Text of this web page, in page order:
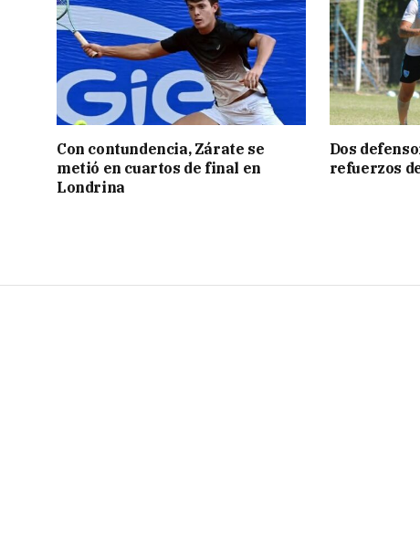
Con contundencia, Zárate se
metió en cuartos de final en
Londrina
Dos
refuerzos